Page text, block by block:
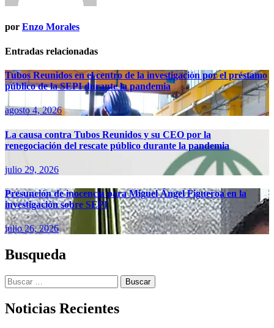
por Enzo Morales
Entradas relacionadas
Tubos Reunidos en el centro de la investigación por el préstamo
público de la SEPI durante la pandemia
agosto 4, 2026
La causa contra Tubos Reunidos y su CEO por la
renegociación del rescate público durante la pandemia
julio 29, 2026
Presunción de inocencia para Miguel Ángel Figueroa en la
investigación sobre SEPI
julio 26, 2026
Busqueda
Buscar:
Noticias Recientes